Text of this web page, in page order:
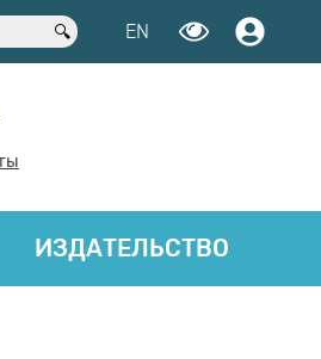
EN
ИЗДАТЕЛЬСТВО